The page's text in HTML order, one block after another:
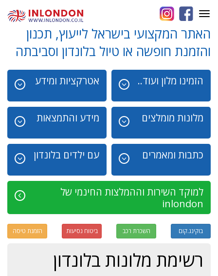
Toggle
navigation
האתר המקצועי בישראל לייעוץ, תכנון
והזמנת חופשה או טיול בלונדון וסביבתה
הזמינו מלון ועוד.. אטרקציות ומידע
מלונות מומלצים מידע והתמצאות
כתבות ומאמרים עם ילדים בלונדון
למוקד השירות וההמלצות החינמי של
inlondon
בוקינג.קום השכרת רכב ביטוח נסיעות הזמנת טיסה
רשימת מלונות בלונדון